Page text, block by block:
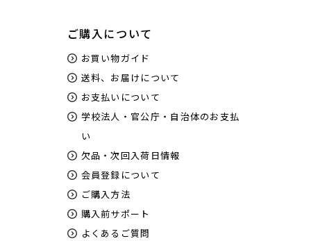
ご購入について
お買い物ガイド
送料、お届けについて
お支払いについて
学校法人・官公庁・自治体のお支払
い
欠品・次回入荷日情報
会員登録について
ご購入方法
購入前サポート
よくあるご質問